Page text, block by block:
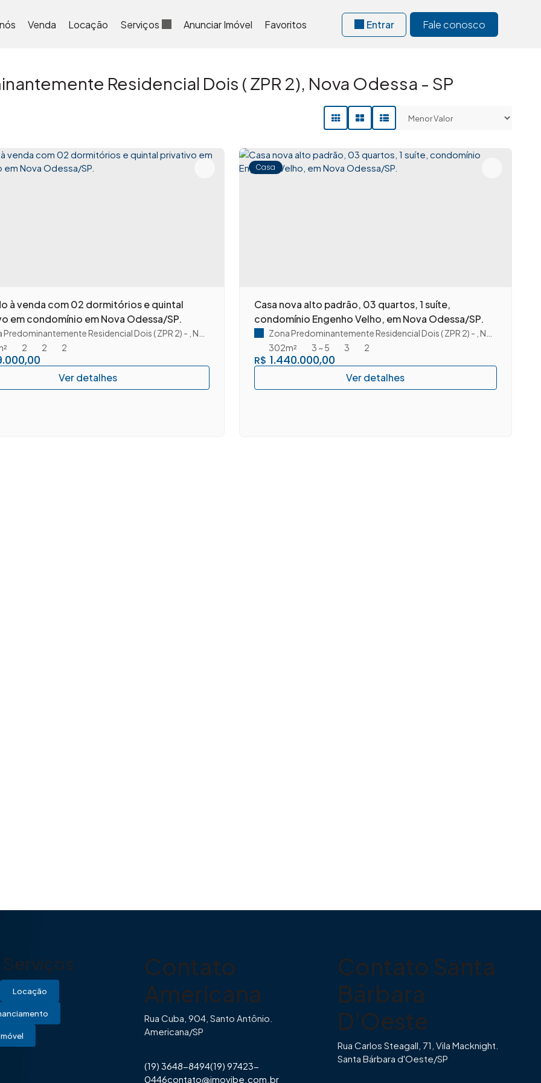
Fale conosco
Entrar
Favoritos
Anunciar Imóvel
Serviços
Locação
Venda
Residencial Dois ( ZPR 2), Nova Odessa - SP
à venda com 02 dormitórios e quintal
em condomínio em Nova Odessa/SP.
Predominantemente Residencial Dois ( ZPR 2) Nova Odessa São Paulo,Brasil
2
2 2
Casa
Casa nova alto padrão, 03 quartos, 1 suíte,
condomínio Engenho Velho, em Nova Odessa/SP.
R$ 1.440.000,00
Zona Predominantemente Residencial Dois ( ZPR 2) Nova Odessa
3 ~ 5
3
302m² 2
Serviços
Locação
Contato
Americana
Rua Cuba, 904, Santo Antônio.
Americana/SP
(19) 3648-8494(19) 97423-
0446contato@imovibe.com.br
Contato Santa
Bárbara
D'Oeste
Rua Carlos Steagall, 71, Vila Macknight.
Santa Bárbara d'Oeste/SP